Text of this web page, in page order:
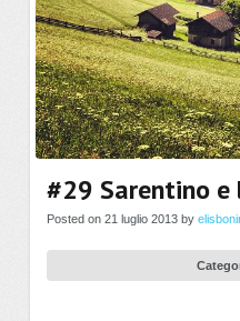
#29 Sarentino
Posted on 21 luglio 2013 by